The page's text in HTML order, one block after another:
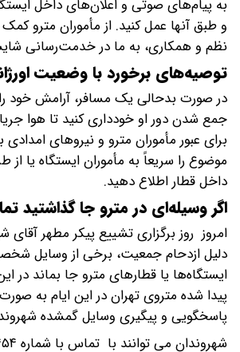
به پیام‌های صوتی و اعلان‌های داخل
و طبق آنها عمل کنید. از مأموران مترو کمک
نظم و همکاری، به ما در خدمت‌رسانی
توصیه‌های برخورد با وضعیت
در صورت بدحالی یک مسافر، آرامش خود
جمع شدن دور او خودداری کنید تا هوا
برای عبور مأموران مترو و نیروهای امدادی
موضوع را سریعاً به مأموران ایستگاه یا
داخل قطار اطلاع دهید.
اگر وسیله‌ای در مترو جا گذاشتید
امروز روز برگزاری تشییع پیکر مطهر
دلیل ازدحام جمعیت، برخی از وسایل
ایستگاه‌ها یا قطارهای مترو جا بماند در
پاسخگویی و پیگیری وسایل گمشده